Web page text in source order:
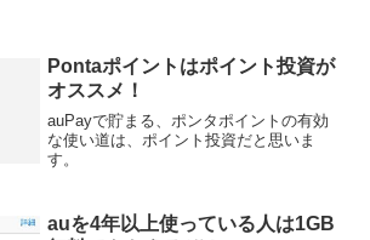
Pontaポイントはポイント投資が
オススメ！
auPayで貯まる、ポンタポイントの有効
な使い道は、ポイント投資だと思いま
す。
auを4年以上使っている人は1GB